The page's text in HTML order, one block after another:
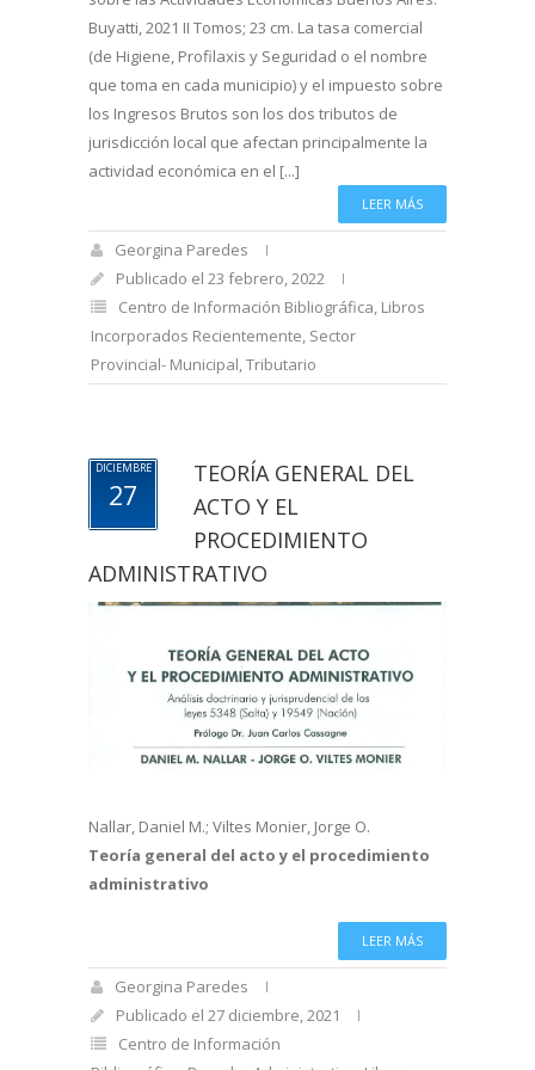
Buyatti, 2021 II Tomos; 23 cm. La tasa comercial
(de Higiene, Profilaxis y Seguridad o el nombre
que toma en cada municipio) y el impuesto sobre
los Ingresos Brutos son los dos tributos de
jurisdicción local que afectan principalmente la
actividad económica en el [...]
LEER MÁS
Georgina Paredes
Publicado el 23 febrero, 2022
Centro de Información Bibliográfica, Libros
Incorporados Recientemente, Sector
Provincial- Municipal,Tributario
DICIEMBRE
27
TEORÍA GENERAL DEL
ACTO Y EL
PROCEDIMIENTO
ADMINISTRATIVO
Nallar, Daniel M.; Viltes Monier, Jorge O.
Teoría general del acto y el procedimiento
administrativo
LEER MÁS
Georgina Paredes
Publicado el 27 diciembre, 2021
Centro de Información